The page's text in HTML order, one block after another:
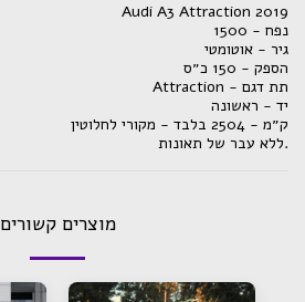
Audi A3 Attraction 2019
נפח - 1500
גיר - אוטומטי
הספק - 150 כ״ס
תת דגם - Attraction
יד - ראשונה
ק״מ - 2504 בלבד - מקורי לחלוטין
.ללא עבר של תאונות
מוצרים קשורים